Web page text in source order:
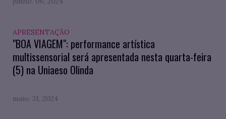
APRESENTAÇÃO
"BOA VIAGEM": performance artística
multissensorial será apresentada nesta quarta-feira
(5) na Uniaeso Olinda
maio. 31, 2024